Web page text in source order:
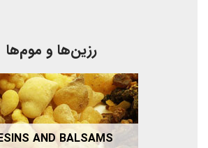
رزین‌ها و موم‌ها
AND BALSAMS